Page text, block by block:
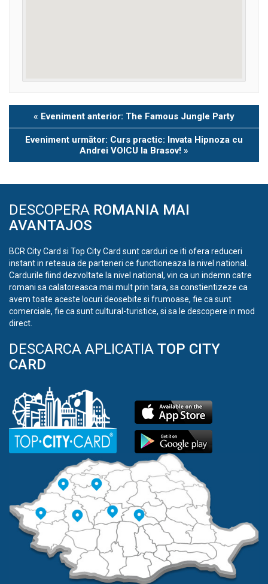
Eveniment
Navigation
« Eveniment anterior: The Famous Jungle Party
Eveniment următor: Curs practic: Invata Hipnoza cu
Andrei VOICU la Brasov! »
DESCOPERA ROMANIA MAI
AVANTAJOS
BCR City Card si Top City Card sunt carduri ce iti ofera reduceri
instant in reteaua de parteneri ce functioneaza la nivel national.
Cardurile fiind dezvoltate la nivel national, vin ca un indemn catre
romani sa calatoreasca mai mult prin tara, sa constientizeze ca
avem toate aceste locuri deosebite si frumoase, fie ca sunt
comerciale, fie ca sunt cultural-turistice, si sa le descopere in mod
direct.
DESCARCA APLICATIA TOP CITY
CARD